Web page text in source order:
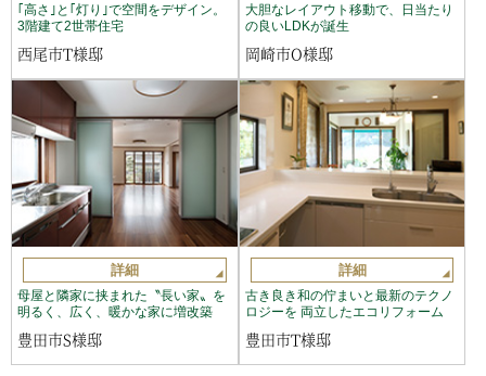
｢高さ｣と｢灯り｣で空間をデザイン。
3階建て2世帯住宅
西尾市T様邸
大胆なレイアウト移動で、日当たり
の良いLDKが誕生
岡崎市O様邸
詳細
母屋と隣家に挟まれた〝長い家〟を
明るく、広く、暖かな家に増改築
豊田市S様邸
詳細
古き良き和の佇まいと最新のテクノ
ロジーを 両立したエコリフォーム
豊田市T様邸